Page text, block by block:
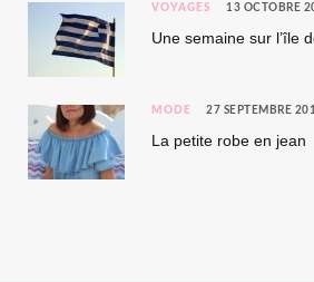
VOYAGES 13 OCTOBRE
Une semaine sur l’île
MODE 27 SEPTEMBRE
La petite robe en jean